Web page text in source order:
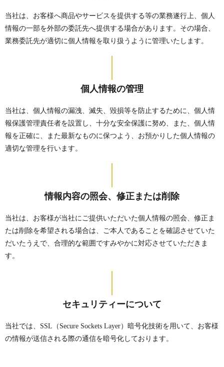
当社は、お客様へ商品やサービスを提供する等の業務遂行上、個人
情報の一部を外部の委託先へ提供する場合があります。その場合、
業務委託先が適切に個人情報を取り扱うように管理いたします。
個人情報の管理
当社は、個人情報の漏洩、滅失、毀損等を防止するために、個人情
報保護管理責任者を設置し、十分な安全保護に努め、また、個人情
報を正確に、また最新なものに保つよう、お預かりした個人情報の
適切な管理を行います。
情報内容の照会、修正または削除
当社は、お客様が当社にご提供いただいた個人情報の照会、修正ま
たは削除を希望される場合は、ご本人であることを確認させていた
だいたうえで、合理的な範囲ですみやかに対応させていただきま
す。
セキュリティーについて
当社では、SSL（Secure Sockets Layer）暗号化技術を用いて、お客様
の情報が送信される際の通信を暗号化しております。